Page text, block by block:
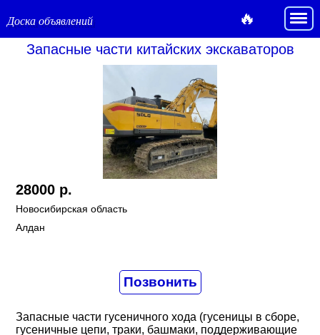
Доска объявлений 🔥
Запасные части китайских экскаваторов
28000 р.
Новосибирская область
Алдан
Запасные части гусеничного хода (гусеницы в сборе,
гусеничные цепи, траки, башмаки, поддерживающие